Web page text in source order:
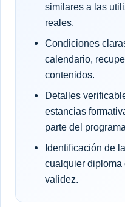
similares a las
reales.
Condiciones
calendario,
contenidos.
Detalles
estancias
parte del programa.
Identificación de
cualquier diploma
validez.